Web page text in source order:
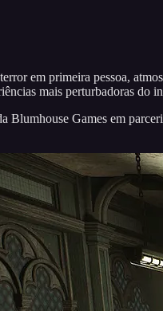
em primeira pessoa,
mais perturbadoras do
Blumhouse Games em